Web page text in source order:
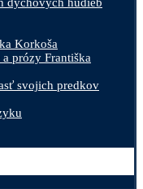
Korkoša
prózy Františka
svojich predkov